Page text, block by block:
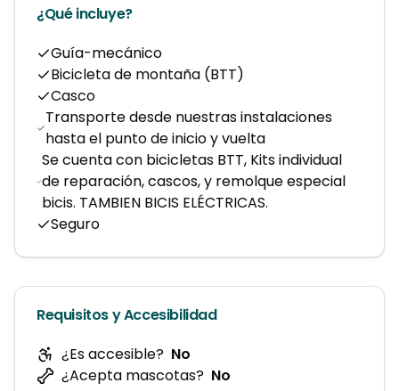
¿Qué incluye?
Guía-mecánico
Bicicleta de montaña (BTT)
Casco
Transporte desde nuestras instalaciones
hasta el punto de inicio y vuelta
Se cuenta con bicicletas BTT, Kits individual
de reparación, cascos, y remolque especial
bicis. TAMBIEN BICIS ELÉCTRICAS.
Seguro
Requisitos y Accesibilidad
¿Es accesible? No
¿Acepta mascotas? No